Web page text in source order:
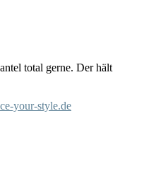
total gerne. Der hält
your-style.de